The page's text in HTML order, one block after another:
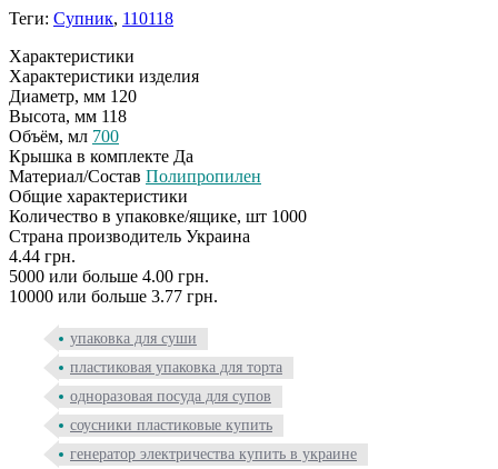
Теги: Супник, 110118
Характеристики
Характеристики изделия
Диаметр, мм 120
Высота, мм 118
Объём, мл 700
Крышка в комплекте Да
Материал/Состав Полипропилен
Общие характеристики
Количество в упаковке/ящике, шт 1000
Страна производитель Украина
4.44 грн.
5000 или больше 4.00 грн.
10000 или больше 3.77 грн.
упаковка для суши
пластиковая упаковка для торта
одноразовая посуда для супов
соусники пластиковые купить
генератор электричества купить в украине